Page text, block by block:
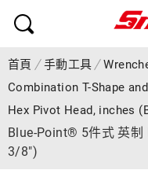
首頁 手動工具
Combination T-Shape
Hex Pivot Head, inches
Blue-Point® 5件式 英
3/8")